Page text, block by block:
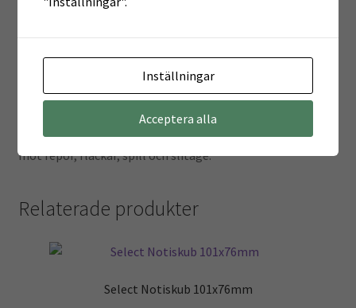
Beskrivning
Det är ett vattentätt skrivbordsunderlägg som är lätt att
rengöra och som håller skrivbordet snyggt. Den stora ytan
på 80 x 40 mm ger plats för tangentbord, mus,
anteckningsblock och tillbehör och skyddar skrivbordet
mot repor, fläckar, spill och slitage.
Relaterade produkter
Select Notiskub 101x76mm
Inställningar
Acceptera alla